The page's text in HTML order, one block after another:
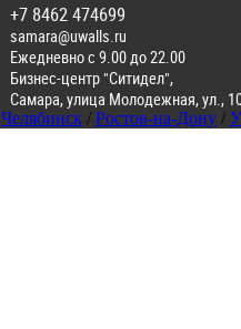
+7 8462 474699
samara@uwalls.ru
Ежедневно с 9.00 до 22.00
Бизнес-центр "Ситидел",
Самара,улица Молодежная, ул.,
Челябинск / Ростов-на-Дону /